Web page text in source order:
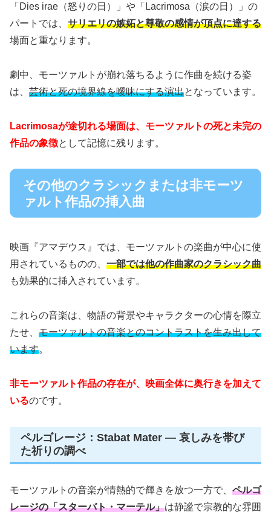
「Dies irae（怒りの日）」や「Lacrimosa（涙の日）」の
パートでは、 サリエリの嫉妬と尊敬の感情が頂点に達する
場面と重なります。
劇中、モーツァルトが崩れ落ちるように作曲を続ける姿
は、 芸術と死の境界線を曖昧にする演出となっています。
Lacrimosaが途切れる場面は、モーツァルトの死と未完の
作品の象徴として記憶に残ります。
その他のクラシックまたは非モーツ
ァルト作品の挿入曲
映画『アマデウス』では、モーツァルトの楽曲が中心に使
用されているものの、 一部では他の作曲家のクラシック曲
も効果的に挿入されています。
これらの音楽は、物語の背景やキャラクターの心情を際立
たせ、 モーツァルトの音楽とのコントラストを生み出して
います。
非モーツァルト作品の存在が、映画全体に奥行きを加えて
いるのです。
ペルゴレージ：Stabat Mater — 哀しみを帯び
た祈りの調べ
モーツァルトの音楽が情熱的で輝きを放つ一方で、 ペルゴ
レージの「スターバト・マーテル」は静謐で宗教的な雰囲